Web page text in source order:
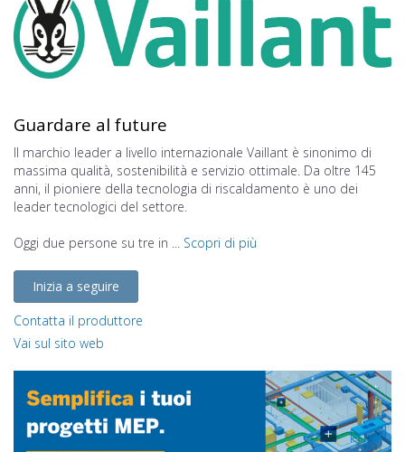
Guardare al future
Il marchio leader a livello internazionale Vaillant è sinonimo di
massima qualità, sostenibilità e servizio ottimale. Da oltre 145
anni, il pioniere della tecnologia di riscaldamento è uno dei
leader tecnologici del settore.
Oggi due persone su tre in ... Scopri di più
Inizia a seguire
Contatta il produttore
Vai sul sito web